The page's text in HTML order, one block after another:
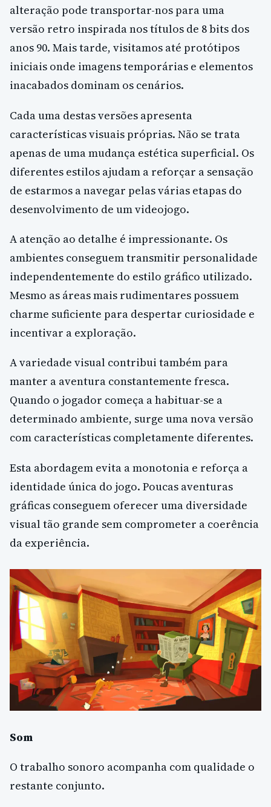
alteração pode transportar-nos para uma
versão retro inspirada nos títulos de 8 bits dos
anos 90. Mais tarde, visitamos até protótipos
iniciais onde imagens temporárias e elementos
inacabados dominam os cenários.
Cada uma destas versões apresenta
características visuais próprias. Não se trata
apenas de uma mudança estética superficial. Os
diferentes estilos ajudam a reforçar a sensação
de estarmos a navegar pelas várias etapas do
desenvolvimento de um videojogo.
A atenção ao detalhe é impressionante. Os
ambientes conseguem transmitir personalidade
independentemente do estilo gráfico utilizado.
Mesmo as áreas mais rudimentares possuem
charme suficiente para despertar curiosidade e
incentivar a exploração.
A variedade visual contribui também para
manter a aventura constantemente fresca.
Quando o jogador começa a habituar-se a
determinado ambiente, surge uma nova versão
com características completamente diferentes.
Esta abordagem evita a monotonia e reforça a
identidade única do jogo. Poucas aventuras
gráficas conseguem oferecer uma diversidade
visual tão grande sem comprometer a coerência
da experiência.
Som
O trabalho sonoro acompanha com qualidade o
restante conjunto.